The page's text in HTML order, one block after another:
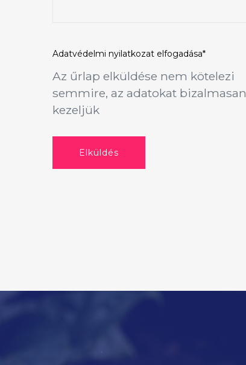
Adatvédelmi nyilatkozat elfogadása*
Az űrlap elküldése nem kötelezi
semmire, az adatokat bizalmasan
kezeljük
Elküldés